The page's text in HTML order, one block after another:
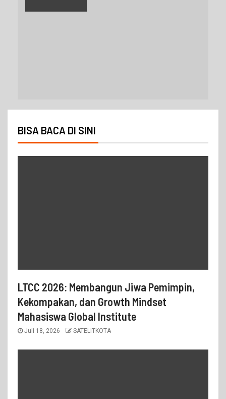
BISA BACA DI SINI
LTCC 2026: Membangun Jiwa Pemimpin,
Kekompakan, dan Growth Mindset
Mahasiswa Global Institute
Juli 18, 2026 SATELITKOTA